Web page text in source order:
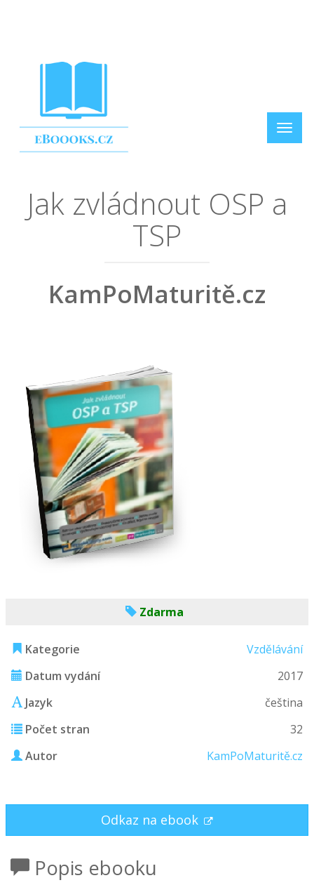
Jak zvládnout OSP a
TSP
KamPoMaturitě.cz
Zdarma
Kategorie
Vzdělávání
Datum vydání
2017
Jazyk
čeština
Počet stran
32
Autor
KamPoMaturitě.cz
Odkaz na ebook
Popis ebooku